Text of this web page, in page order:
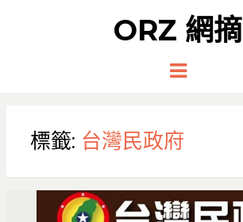
ORZ 網摘
Menu
標籤: 台灣民政府